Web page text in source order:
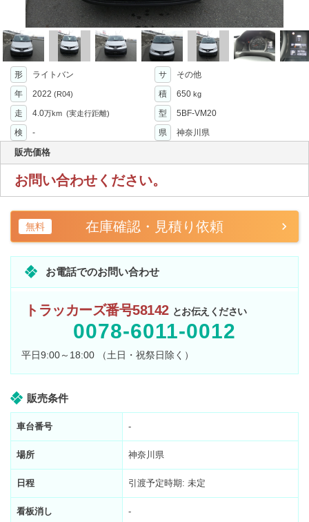
形 ライトバン サ
その他
年
2022 (R04) 積 650 kg
走 4.0万km (実走行距離) 型
5BF-VM20
検
- 県 神奈川県
販売価格
お問い合わせください。
無料 在庫確認・見積り依頼
お電話でのお問い合わせ
トラッカーズ番号58142 とお伝えください
0078-6011-0012
平日9:00～18:00 （土日・祝祭日除く）
販売条件
車台番号 -
場所 神奈川県
日程 引渡予定時期: 未定
看板消し -